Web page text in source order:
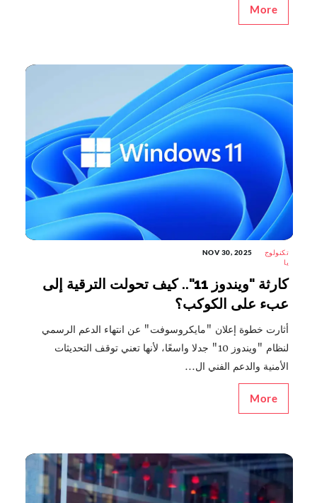
More
تكنولوج
يا
NOV 30, 2025
كارثة "ويندوز 11".. كيف تحولت الترقية إلى
عبء على الكوكب؟
أثارت خطوة إعلان "مايكروسوفت" عن انتهاء الدعم الرسمي
لنظام "ويندوز 10" جدلا واسعًا، لأنها تعني توقف التحديثات
الأمنية والدعم الفني ال...
More